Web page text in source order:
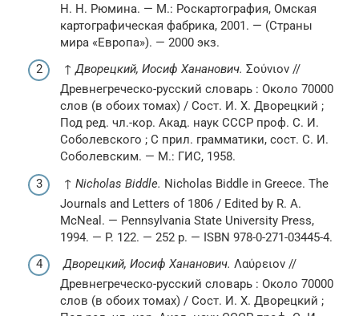
Н. Н. Рюмина. — М.: Роскартография, Омская
картографическая фабрика, 2001. — (Страны
мира «Европа»). — 2000 экз.
↑Дворецкий, Иосиф Хананович. Σούνιον //
Древнегреческо-русский словарь : Около 70000
слов (в обоих томах) / Сост. И. Х. Дворецкий ;
Под ред. чл.-кор. Акад. наук СССР проф. С. И.
Соболевского ; С прил. грамматики, сост. С. И.
Соболевским. — М.: ГИС, 1958.
↑ Nicholas Biddle. Nicholas Biddle in Greece. The
Journals and Letters of 1806 / Edited by R. A.
McNeal. — Pennsylvania State University Press,
1994. — P. 122. — 252 p. — ISBN 978-0-271-03445-4.
Дворецкий, Иосиф Хананович. Λαύρειον //
Древнегреческо-русский словарь : Около 70000
слов (в обоих томах) / Сост. И. Х. Дворецкий ;